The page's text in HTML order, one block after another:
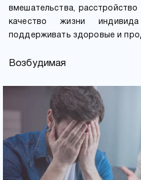
вмешательства,
качество жизни
поддерживать здоровые и
Возбудимая